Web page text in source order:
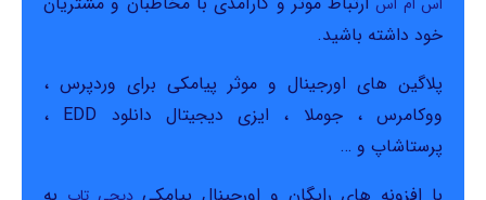
خود داشته باشید.
پلاگین های اورجینال و موثر پیامکی برای وردپرس ،
ووکامرس ، جوملا ، ایزی دیجیتال دانلود EDD ،
پرستاشاپ و …